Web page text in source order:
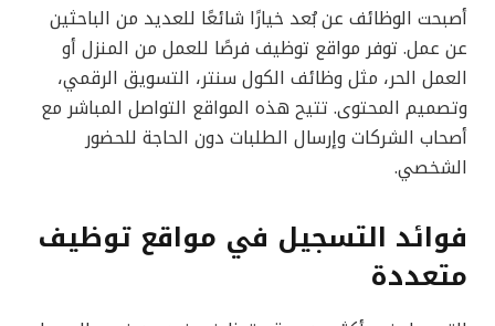
أصبحت الوظائف عن بُعد خيارًا شائعًا للعديد من الباحثين
عن عمل. توفر مواقع توظيف فرصًا للعمل من المنزل أو
العمل الحر، مثل وظائف الكول سنتر، التسويق الرقمي،
وتصميم المحتوى. تتيح هذه المواقع التواصل المباشر مع
أصحاب الشركات وإرسال الطلبات دون الحاجة للحضور
الشخصي.
فوائد التسجيل في مواقع توظيف
متعددة